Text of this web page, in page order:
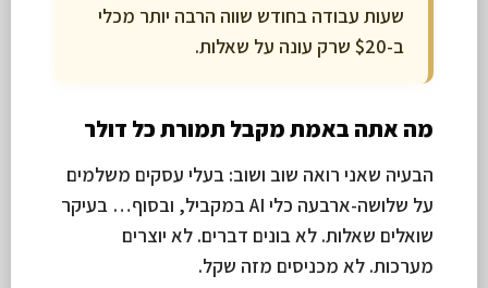
שעות עבודה בחודש שווה הרבה יותר מכלי
ב-$20 שרק עונה על שאלות.
מה אתה באמת מקבל תמורת כל דולר
הבעיה שאני רואה שוב ושוב: בעלי עסקים משלמים
על שלושה-ארבעה כלי AI במקביל, ובסוף… בעיקר
שואלים שאלות. לא בונים דברים. לא יוצרים
מערכות. לא מכניסים מזה שקל.